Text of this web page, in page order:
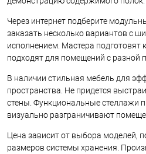
Через интернет подберите
заказать несколько вариантов с
исполнением. Мастера подготовят
подходят для помещений с разной
В наличии стильная мебель для
пространства. Не придется
стены. Функциональные стеллажи
визуально разграничивают
Цена зависит от выбора моделей,
размеров системы хранения.